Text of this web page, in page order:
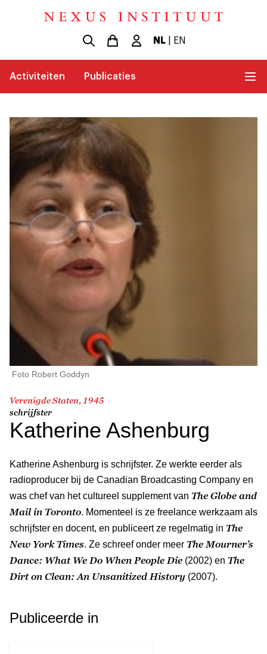
NL| EN
Activiteiten Publicaties
Foto Robert Goddyn
Verenigde Staten, 1945
schrijfster
Katherine Ashenburg
Katherine Ashenburg is schrijfster. Ze werkte eerder als
radioproducer bij de Canadian Broadcasting Company en
was chef van het cultureel supplement van The Globe and
Mail in Toronto. Momenteel is ze freelance werkzaam als
schrijfster en docent, en publiceert ze regelmatig in The
New York Times. Ze schreef onder meer The Mourner’s
Dance: What We Do When People Die (2002) en The
Dirt on Clean: An Unsanitized History (2007).
Publiceerde in